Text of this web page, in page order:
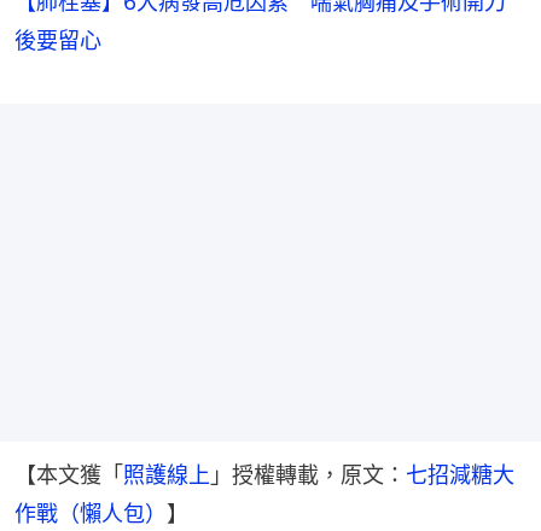
後要留心
【本文獲「照護線上 」授權轉載，原文： 七招減糖大
作戰（懶人包） 】